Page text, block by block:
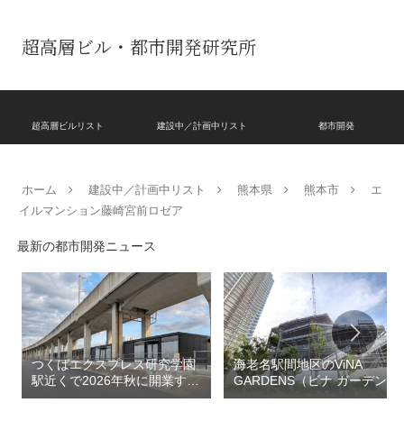
超高層ビル・都市開発研究所
超高層ビルリスト 建設中／計画中リスト 都市開発
ホーム 建設中／計画中リスト 熊本県 熊本市
エ
イルマンション藤崎宮前ロゼア
最新の都市開発ニュース
つくばエクスプレス研究学園
駅近くで2026年秋に開業する
高架下商業施設「寿横
海老名駅間地区のViNA
GARDENS（ビナ ガーデン
ズ）で建設中の「（仮称）フ